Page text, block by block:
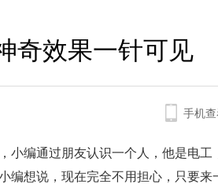
奇效果一针可见
手机
小编通过朋友认识一个人，他是电工
编想说，现在完全不用担心，只要来